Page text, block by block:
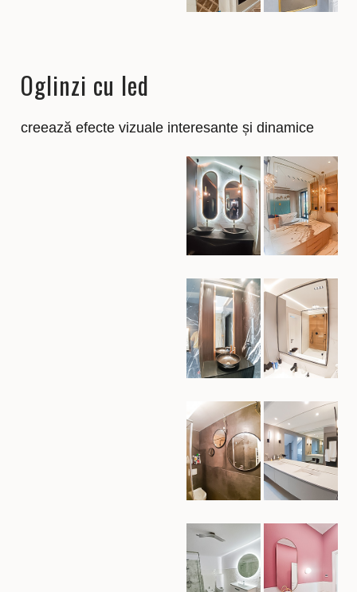
Oglinzi cu led
creează efecte vizuale interesante și dinamice